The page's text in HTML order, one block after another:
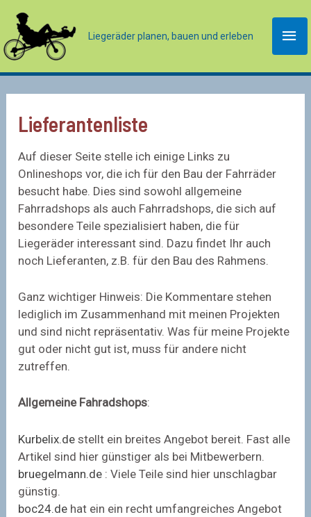
Inhalt
springen
Liegeräder planen, bauen und erleben
Lieferantenliste
Auf dieser Seite stelle ich einige Links zu
Onlineshops vor, die ich für den Bau der Fahrräder
besucht habe. Dies sind sowohl allgemeine
Fahrradshops als auch Fahrradshops, die sich auf
besondere Teile spezialisiert haben, die für
Liegeräder interessant sind. Dazu findet Ihr auch
noch Lieferanten, z.B. für den Bau des Rahmens.
Ganz wichtiger Hinweis: Die Kommentare stehen
lediglich im Zusammenhand mit meinen Projekten
und sind nicht repräsentativ. Was für meine Projekte
gut oder nicht gut ist, muss für andere nicht
zutreffen.
Allgemeine Fahradshops:
Kurbelix.de stellt ein breites Angebot bereit. Fast alle
Artikel sind hier günstiger als bei Mitbewerbern.
bruegelmann.de : Viele Teile sind hier unschlagbar
günstig.
boc24.de hat ein ein recht umfangreiches Angebot